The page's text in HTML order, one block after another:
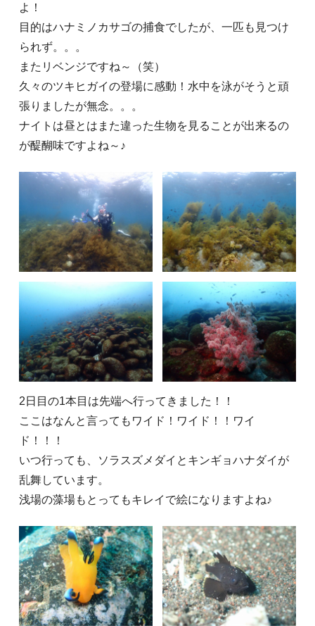
よ！
目的はハナミノカサゴの捕食でしたが、一匹も見つけ
られず。。。
またリベンジですね～（笑）
久々のツキヒガイの登場に感動！水中を泳がそうと頑
張りましたが無念。。。
ナイトは昼とはまた違った生物を見ることが出来るの
が醍醐味ですよね～♪
2日目の1本目は先端へ行ってきました！！
ここはなんと言ってもワイド！ワイド！！ワイ
ド！！！
いつ行っても、ソラスズメダイとキンギョハナダイが
乱舞しています。
浅場の藻場もとってもキレイで絵になりますよね♪